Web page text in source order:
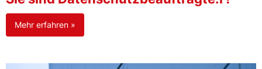
Mehr erfahren »